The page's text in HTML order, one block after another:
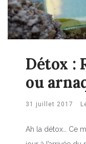
Détox :
ou
31 juillet 2017
Ah la détox… Ce